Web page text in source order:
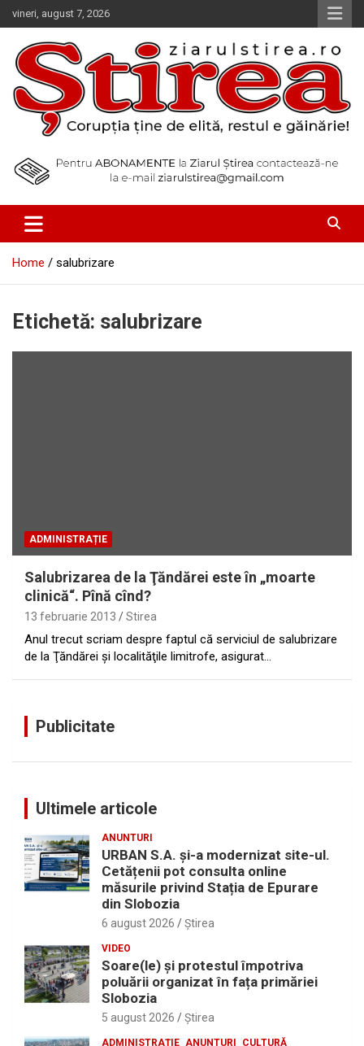
Skip
to
content
vineri, august 7, 2026
Ziarul Știrea
Home salubrizare
Etichetă: salubrizare
ADMINISTRAȚIE
Salubrizarea de la Ţăndărei este în „moarte
clinică“. Pînă cînd?
13 februarie 2013 Stirea
Anul trecut scriam despre faptul că serviciul de salubrizare
de la Ţăndărei şi localităţile limitrofe, asigurat…
Publicitate
Ultimele articole
ANUNTURI
URBAN S.A. și-a modernizat site-ul.
Cetățenii pot consulta online
măsurile privind Stația de Epurare
din Slobozia
6 august 2026 Ştirea
VIDEO
Soare(le) și protestul împotriva
poluării organizat în fața primăriei
Slobozia
5 august 2026 Ştirea
ADMINISTRAȚIE ANUNTURI CULTURĂ